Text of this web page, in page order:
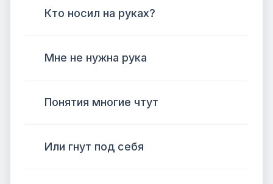
Кто носил на руках?
Мне не нужна рука
Понятия многие чтут
Или гнут под себя